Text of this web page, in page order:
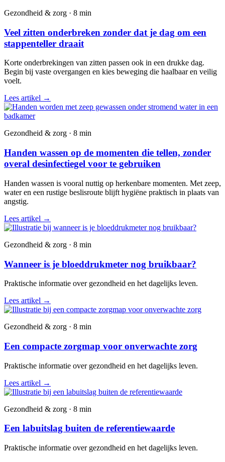
Gezondheid & zorg · 8 min
Veel zitten onderbreken zonder dat je dag om een
stappenteller draait
Korte onderbrekingen van zitten passen ook in een drukke dag.
Begin bij vaste overgangen en kies beweging die haalbaar en veilig
voelt.
Lees artikel →
Gezondheid & zorg · 8 min
Handen wassen op de momenten die tellen, zonder
overal desinfectiegel voor te gebruiken
Handen wassen is vooral nuttig op herkenbare momenten. Met zeep,
water en een rustige beslisroute blijft hygiëne praktisch in plaats van
angstig.
Lees artikel →
Gezondheid & zorg · 8 min
Wanneer is je bloeddrukmeter nog bruikbaar?
Praktische informatie over gezondheid en het dagelijks leven.
Lees artikel →
Gezondheid & zorg · 8 min
Een compacte zorgmap voor onverwachte zorg
Praktische informatie over gezondheid en het dagelijks leven.
Lees artikel →
Gezondheid & zorg · 8 min
Een labuitslag buiten de referentiewaarde
Praktische informatie over gezondheid en het dagelijks leven.